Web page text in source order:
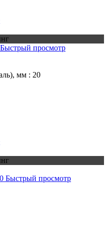
Быстрый просмотр
мм : 20
Быстрый просмотр